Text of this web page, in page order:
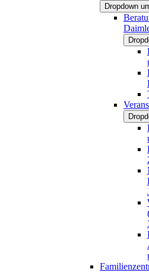
Dropdown